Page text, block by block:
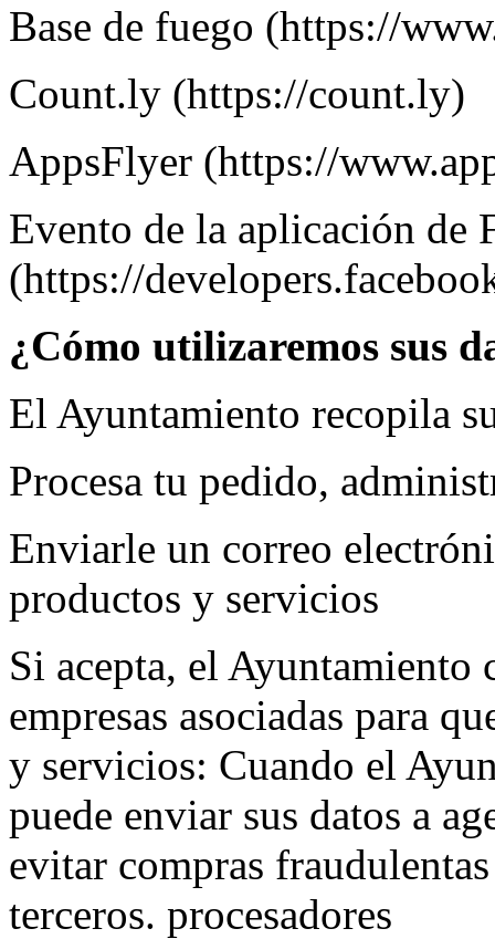
Base de fuego (https://
Count.ly (https://count.ly)
AppsFlyer (https://
Evento de la aplicación de
(https://
¿Cómo utilizaremos sus
El Ayuntamiento recopila
Procesa tu pedido,
Enviarle un correo
productos y servicios
Si acepta, el Ayuntamiento
empresas asociadas para
y servicios: Cuando el
puede enviar sus datos a
evitar compras
terceros. procesadores